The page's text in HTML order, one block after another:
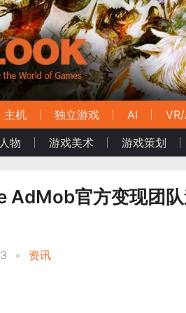
主机 独立游戏 AI
物 游戏美术 游戏策划
AdMob官方变现团
• 资讯